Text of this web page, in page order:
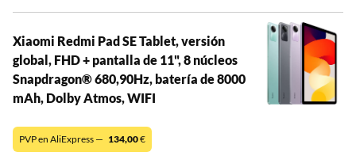
Xiaomi Redmi Pad SE Tablet, versión
global, FHD + pantalla de 11", 8 núcleos
Snapdragon® 680,90Hz, batería de 8000
mAh, Dolby Atmos, WIFI
PVP en AliExpress — 134,00€